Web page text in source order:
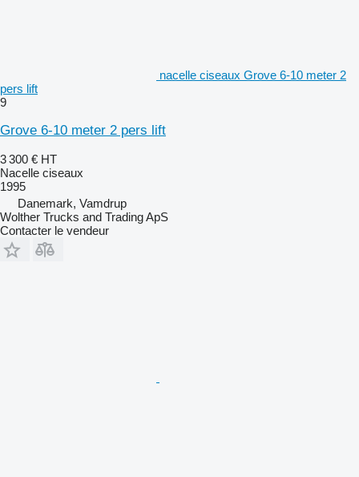
nacelle ciseaux Grove 6-10 meter 2
pers lift
9
Grove 6-10 meter 2 pers lift
3 300 € HT
Nacelle ciseaux
1995
Danemark, Vamdrup
Wolther Trucks and Trading ApS
Contacter le vendeur